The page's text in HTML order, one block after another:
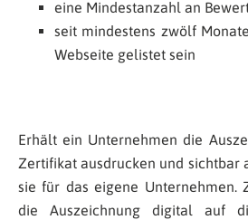
eine Mindestanzahl an
seit mindestens zwölf
Webseite gelistet sein
Erhält ein Unternehmen die
Zertifikat ausdrucken und sichtbar
sie für das eigene Unternehmen.
die Auszeichnung digital auf